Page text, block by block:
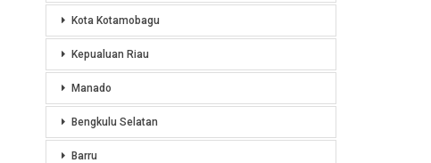
Kota Kotamobagu
Kepualuan Riau
Manado
Bengkulu Selatan
Barru